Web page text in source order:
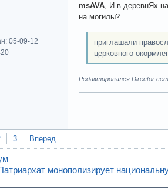
05-09-12
msAVA , И в деревнЯх
на могилы?
приглашали
церковного
Редактировался Director
3 Вперед
монополизирует